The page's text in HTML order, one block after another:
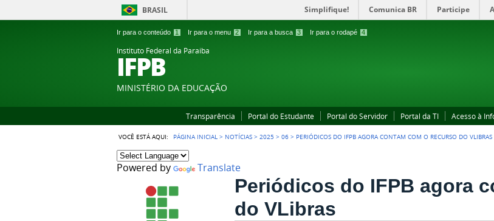
BRASIL Simplifique! Comunica BR Participe
Ir para o conteúdo 1 Ir para o menu 2 Ir para a busca 3 Ir para o rodapé 4
Instituto Federal da Paraiba
IFPB
MINISTÉRIO DA EDUCAÇÃO
Transparência Portal do Estudante Portal do Servidor Portal da TI Acesso à
VOCÊ ESTÁ AQUI: PÁGINA INICIAL > NOTÍCIAS >2025 >06 > PERIÓDICOS DO IFPB AGORA CONTAM COM O RECURSO DO VLIBRAS
Powered by Translate
Periódicos do IFPB agora
do VLibras